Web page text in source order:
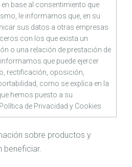
base al consentimiento que
le informamos que, en su
sus datos a otras empresas
con los que exista un
o una relación de prestación de
que puede ejercer
rectificación, oposición,
como se explica en la
hemos puesto a su
Política de Privacidad y Cookies
sobre productos y
beneficiar.